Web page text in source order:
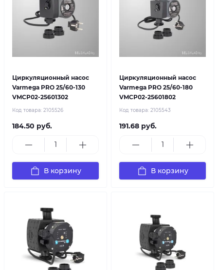
Циркуляционный насос
Varmega PRO 25/60-130
VMCP02-25601302
Код товара: 2105526
184.50 руб.
В корзину
Циркуляционный насос
Varmega PRO 25/60-180
VMCP02-25601802
Код товара: 2105543
191.68 руб.
В корзину